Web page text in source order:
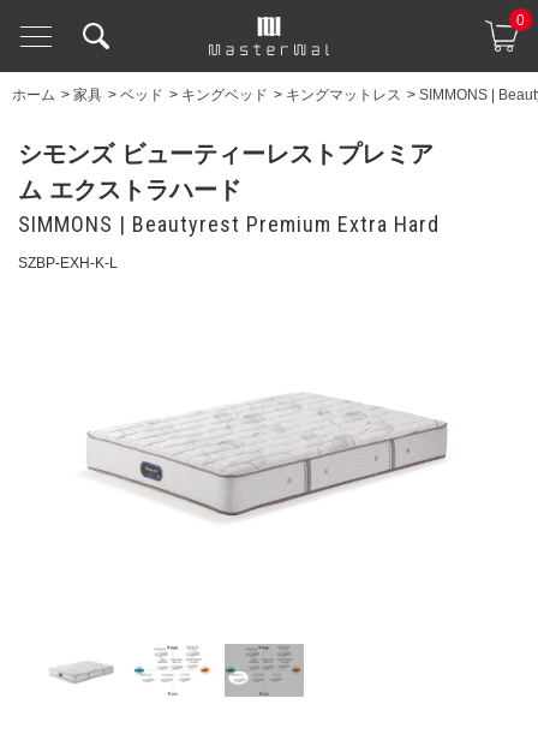
0
ホーム > 家具 > ベッド > キングベッド > キングマットレス > SIMMONS |
シモンズ ビューティーレストプレミア
ム エクストラハード
SIMMONS | Beautyrest Premium Extra Hard
SZBP-EXH-K-L